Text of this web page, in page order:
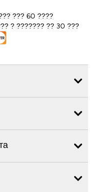
??? 60 ????
? ??????? ?? 30 ???